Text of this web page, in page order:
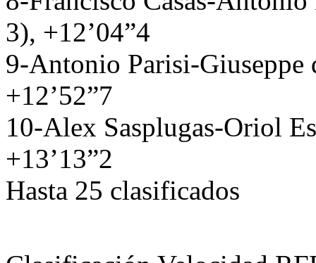
3), +12’04”4
9-Antonio Parisi-Giuseppe
+12’52”7
10-Alex Sasplugas-Oriol
+13’13”2
Hasta 25 clasificados